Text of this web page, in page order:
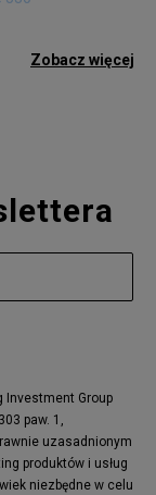
CT302
997
Zobacz więcej
Group
paw. 1,
uzasadnionym
produktów i usług
niezbędne w celu